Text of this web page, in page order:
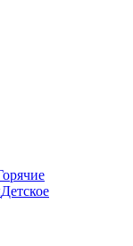
Детское